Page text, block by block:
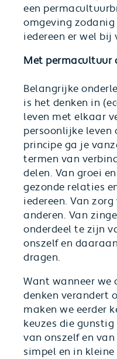
een
omgeving
iedereen er wel bij
Met permacultuur
Belangrijke
is het denken in
leven met elkaar
persoonlijke
principe ga je
termen van
delen. Van groei
gezonde relaties
iedereen. Van
anderen. Van
onderdeel te zijn
onszelf en
dragen.
Want wanneer we
denken verandert
maken we eerder
keuzes die
van onszelf en
simpel en in